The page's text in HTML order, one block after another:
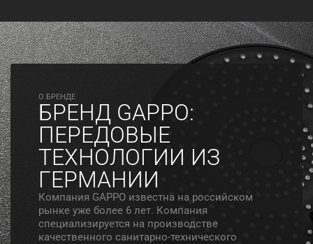
O БРЕНДЕ
БРЕНД GAPPO:
ПЕРЕДОВЫЕ
ТЕХНОЛОГИИ ИЗ
ГЕРМАНИИ
Компания GAPPO известна на российском
рынке уже более 6 лет. Компания
специализируется на производстве
качественного санитарно-технического